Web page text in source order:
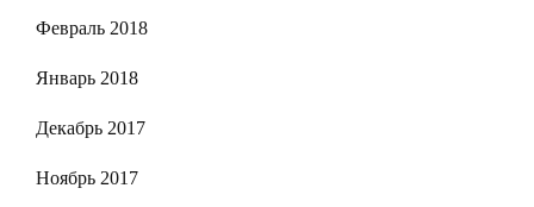
Февраль 2018
Январь 2018
Декабрь 2017
Ноябрь 2017